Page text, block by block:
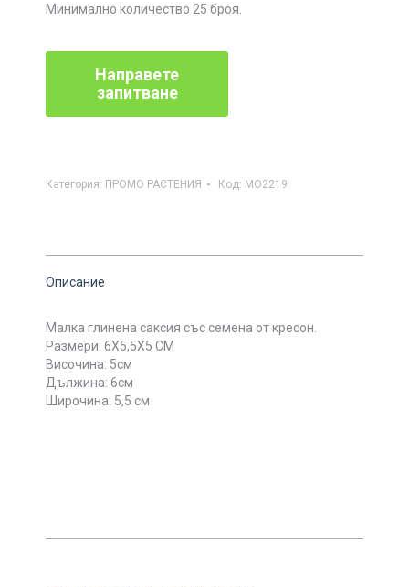
Минимално количество 25 броя.
Категория: ПРОМО РАСТЕНИЯ Код: MO2219
Описание
Малка глинена саксия със семена от кресон.
Размери: 6Х5,5Х5 СМ
Височина: 5см
Дължина: 6см
Широчина: 5,5 см